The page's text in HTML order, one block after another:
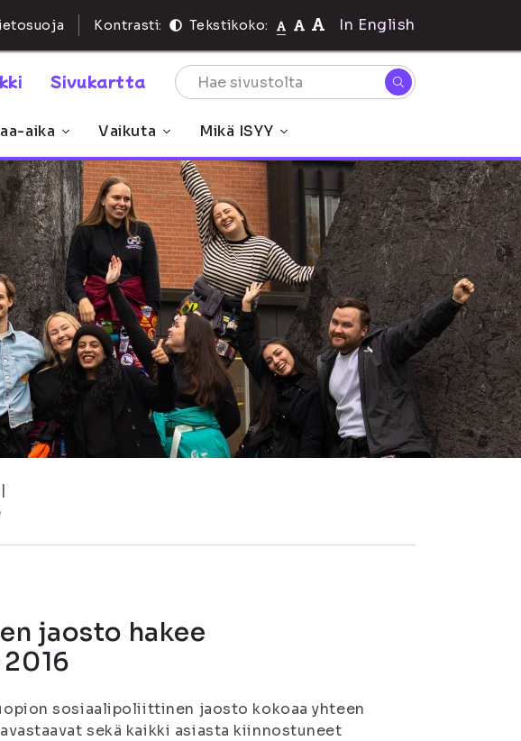
Kontrasti: Tekstikoko: In English
Sivukartta
aika Vaikuta Mikä ISYY
|
jaosto hakee
sosiaalipoliittinen jaosto kokoaa yhteen
sekä kaikki asiasta kiinnostuneet